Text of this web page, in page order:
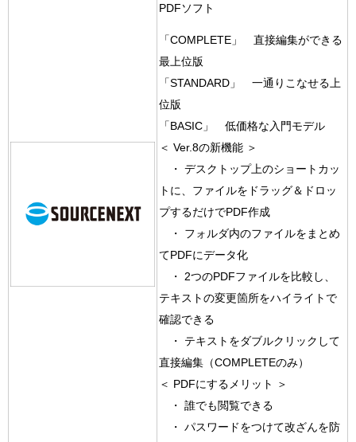
PDFソフト
「COMPLETE」 直接編集ができる
最上位版
「STANDARD」 一通りこなせる上
位版
「BASIC」 低価格な入門モデル
＜ Ver.8の新機能 ＞
・ デスクトップ上のショートカッ
トに、ファイルをドラッグ＆ドロッ
プするだけでPDF作成
・ フォルダ内のファイルをまとめ
てPDFにデータ化
・ 2つのPDFファイルを比較し、
テキストの変更箇所をハイライトで
確認できる
・ テキストをダブルクリックして
直接編集（COMPLETEのみ）
＜ PDFにするメリット ＞
・ 誰でも閲覧できる
・ パスワードをつけて改ざんを防